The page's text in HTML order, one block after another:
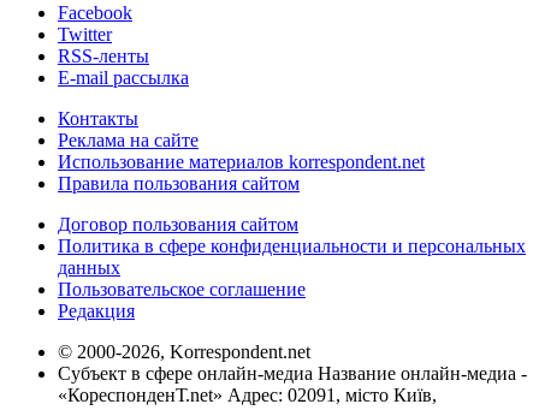
Facebook
Twitter
RSS-ленты
E-mail рассылка
Контакты
Реклама на сайте
Использование материалов korrespondent.net
Правила пользования сайтом
Договор пользования сайтом
Политика в сфере конфиденциальности и персональных
данных
Пользовательское соглашение
Редакция
© 2000-2026, Korrespondent.net
Субъект в сфере онлайн-медиа Название онлайн-медиа -
«КореспонденТ.net» Адрес: 02091, місто Київ,